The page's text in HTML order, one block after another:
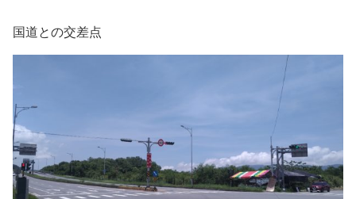
国道との交差点